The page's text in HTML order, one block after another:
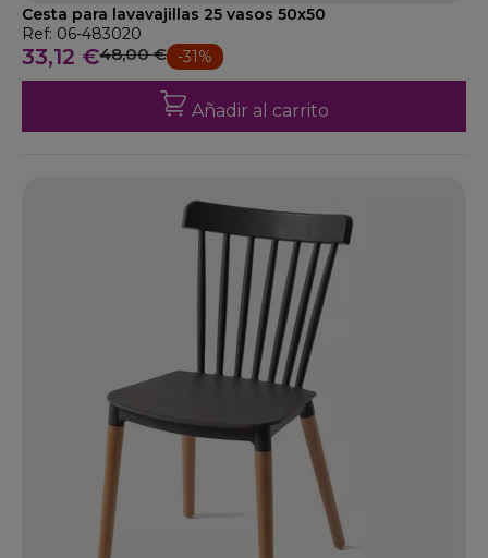
Cesta para lavavajillas 25 vasos 50x50
Ref: 06-483020
33,12 €48,00 € -31%
Añadir al carrito